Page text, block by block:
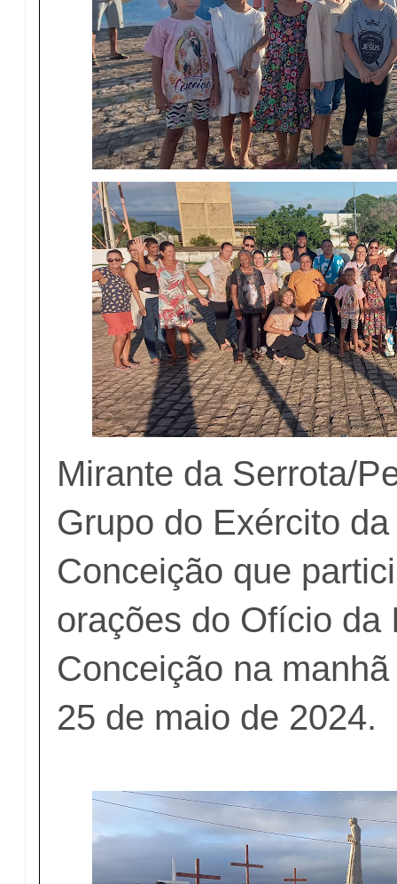
Mirante da Serrota/
Grupo do Exército
Conceição que
orações do Ofício da
Conceição na
25 de maio de 2024.